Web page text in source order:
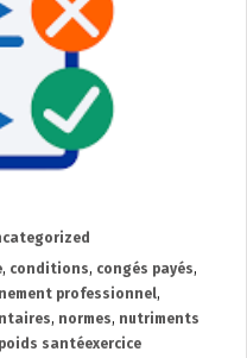
, conditions, congés payés,
professionnel,
, normes, nutriments
poids santéexercice